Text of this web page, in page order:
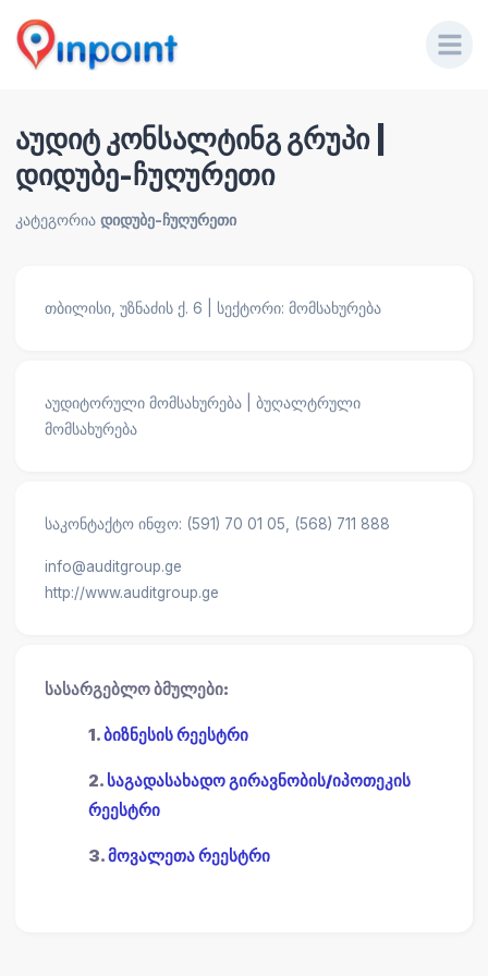
აუდიტ კონსალტინგ გრუპი |
დიდუბე-ჩუღურეთი
კატეგორია დიდუბე-ჩუღურეთი
თბილისი, უზნაძის ქ. 6 | სექტორი: მომსახურება
აუდიტორული მომსახურება | ბუღალტრული
მომსახურება
საკონტაქტო ინფო: (591) 70 01 05, (568) 711 888
info@auditgroup.ge
http://www.auditgroup.ge
სასარგებლო ბმულები:
1.ბიზნესის რეესტრი
2. საგადასახადო გირავნობის/იპოთეკის
რეესტრი
3.მოვალეთა რეესტრი